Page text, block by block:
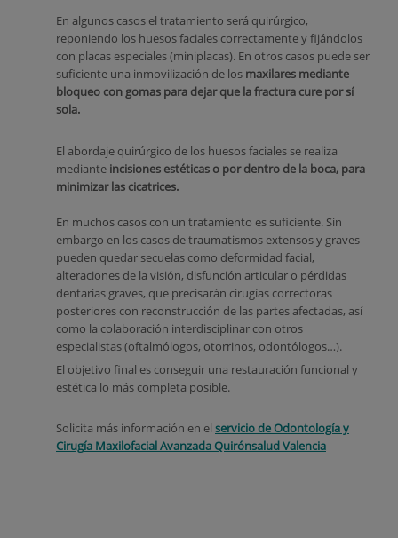
En algunos casos el tratamiento será quirúrgico,
reponiendo los huesos faciales correctamente y fijándolos
con placas especiales (miniplacas). En otros casos puede ser
suficiente una inmovilización de los maxilares mediante
bloqueo con gomas para dejar que la fractura cure por sí
sola.
El abordaje quirúrgico de los huesos faciales se realiza
mediante incisiones estéticas o por dentro de la boca, para
minimizar las cicatrices.
En muchos casos con un tratamiento es suficiente. Sin
embargo en los casos de traumatismos extensos y graves
pueden quedar secuelas como deformidad facial,
alteraciones de la visión, disfunción articular o pérdidas
dentarias graves, que precisarán cirugías correctoras
posteriores con reconstrucción de las partes afectadas, así
como la colaboración interdisciplinar con otros
especialistas (oftalmólogos, otorrinos, odontólogos…).
El objetivo final es conseguir una restauración funcional y
estética lo más completa posible.
Solicita más información en el servicio de Odontología y
Cirugía Maxilofacial Avanzada Quirónsalud Valencia